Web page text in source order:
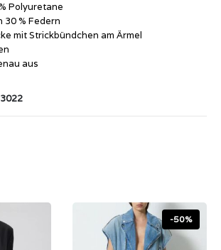
Polyuretane
30 % Federn
mit Strickbündchen am Ärmel
aus
-50%